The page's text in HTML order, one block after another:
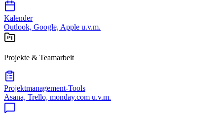
Kalender
Outlook, Google, Apple u.v.m.
Projekte & Teamarbeit
Projektmanagement-Tools
Asana, Trello, monday.com u.v.m.